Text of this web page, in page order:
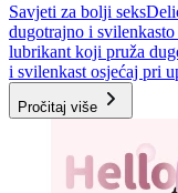
Savjeti za bolji seks
dugotrajno i
lubrikant koji pruža
i svilenkast osjećaj pri
Pročitaj više